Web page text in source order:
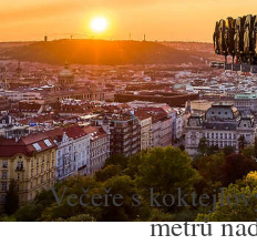
Večeře s
metrů